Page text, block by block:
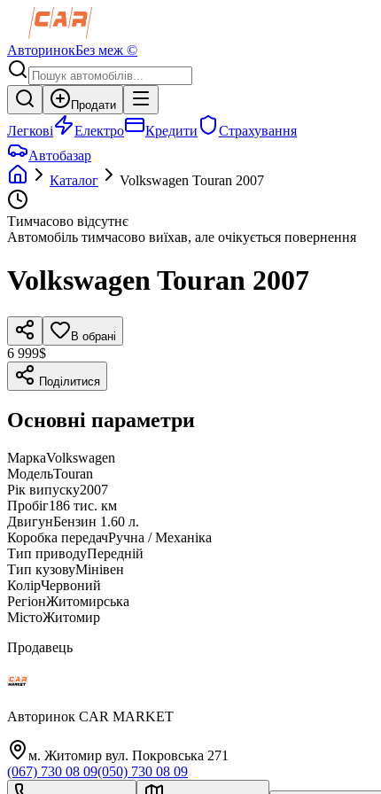
АвторинокБез меж ©
Продати
Легкові Електро Кредити
Страхування
Автобазар
Каталог
Volkswagen Touran 2007
Тимчасово відсутнє
Автомобіль тимчасово виїхав, але очікується повернення
VolkswagenTouran 2007
В обрані
6 999$
Поділитися
Основні параметри
МаркаVolkswagen
МодельTouran
Рік випуску2007
Пробіг186 тис. км
ДвигунБензин 1.60 л.
Коробка передачРучна / Механіка
Тип приводуПередній
Тип кузовуМінівен
КолірЧервоний
РегіонЖитомирська
МістоЖитомир
Продавець
Авторинок CAR MARKET
м. Житомир вул. Покровська 271
(067) 730 08 09(050) 730 08 09